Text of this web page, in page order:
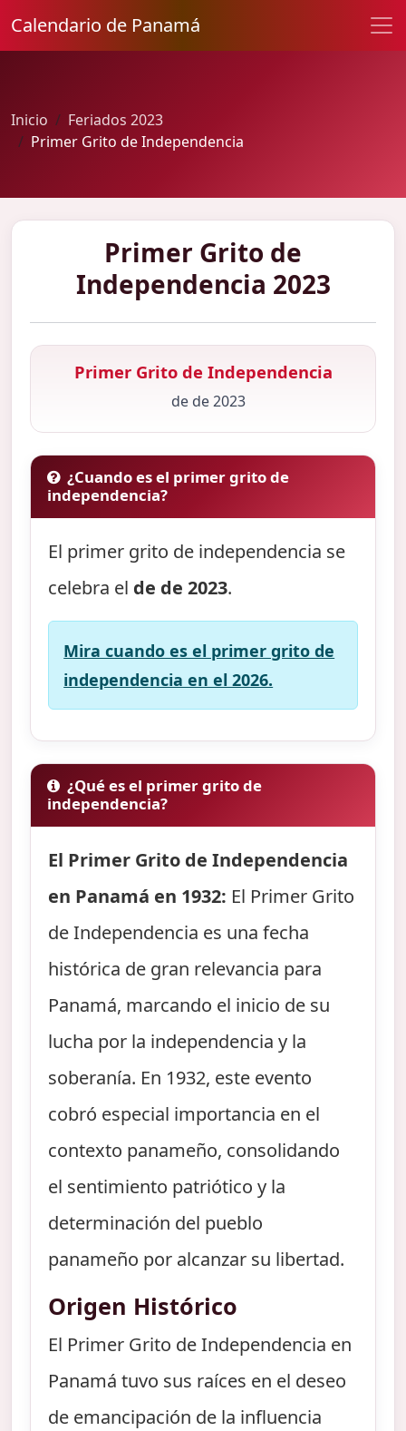
Calendario de Panamá
Inicio
Feriados 2023
Primer Grito de Independencia
Primer Grito de
Independencia 2023
Primer Grito de Independencia
de de 2023
¿Cuando es el primer grito de
independencia?
El primer grito de independencia se
celebra el de de 2023.
Mira cuando es el primer grito de
independencia en el 2026.
¿Qué es el primer grito de
independencia?
El Primer Grito de Independencia
en Panamá en 1932: El Primer Grito
de Independencia es una fecha
histórica de gran relevancia para
Panamá, marcando el inicio de su
lucha por la independencia y la
soberanía. En 1932, este evento
cobró especial importancia en el
contexto panameño, consolidando
el sentimiento patriótico y la
determinación del pueblo
panameño por alcanzar su libertad.
Origen Histórico
El Primer Grito de Independencia en
Panamá tuvo sus raíces en el deseo
de emancipación de la influencia